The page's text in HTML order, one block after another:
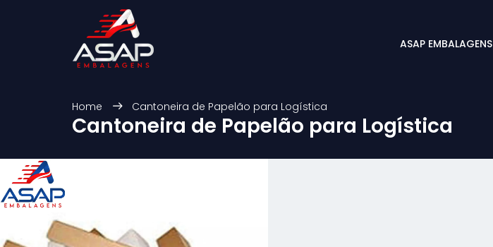
ASAP EMBALAGENS
Home Cantoneira de Papelão para Logística
Cantoneira de Papelão para Logística